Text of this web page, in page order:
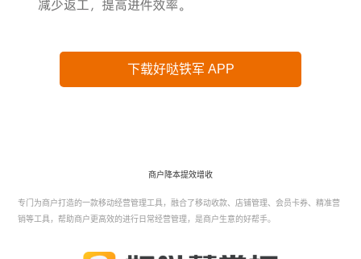
下载好哒铁军 APP
商户降本提效增收
专门为商户打造的一款移动经营管理工具，融合了移动收款、店铺管理、会员卡券、精准营
销等工具，帮助商户更高效的进行日常经营管理，是商户生意的好帮手。